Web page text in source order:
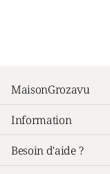
MaisonGrozavu
Information
Besoin d'aide ?